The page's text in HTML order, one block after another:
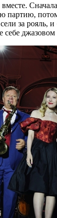
партию,
за рояль,
себе